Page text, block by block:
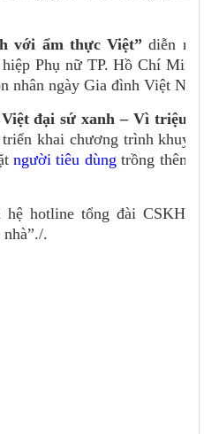
với ẩm thực Việt” diễn ra
Phụ nữ TP. Hồ Chí
nhân ngày Gia đình Việt
đại sứ xanh – Vì triệu
khai chương trình
người tiêu dùng trồng thêm
hotline tổng đài CSKH
.